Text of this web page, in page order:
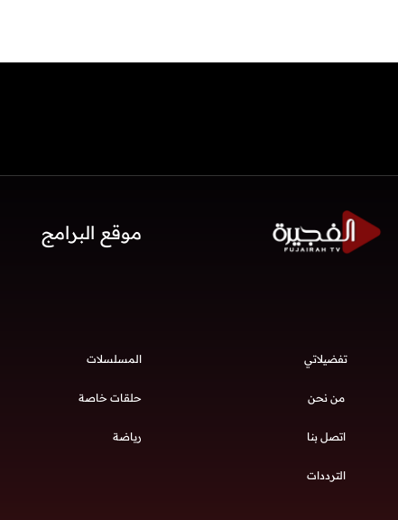
موقع البرامج
تفضيلاتي
من نحن
اتصل بنا
الترددات
المسلسلات
حلقات خاصة
رياضة